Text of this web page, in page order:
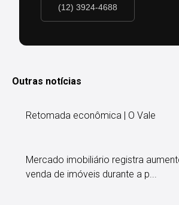
Outras notícias
Retomada econômica | O Vale
Mercado imobiliário registra
venda de imóveis durante a p...
(12) 3924-4688